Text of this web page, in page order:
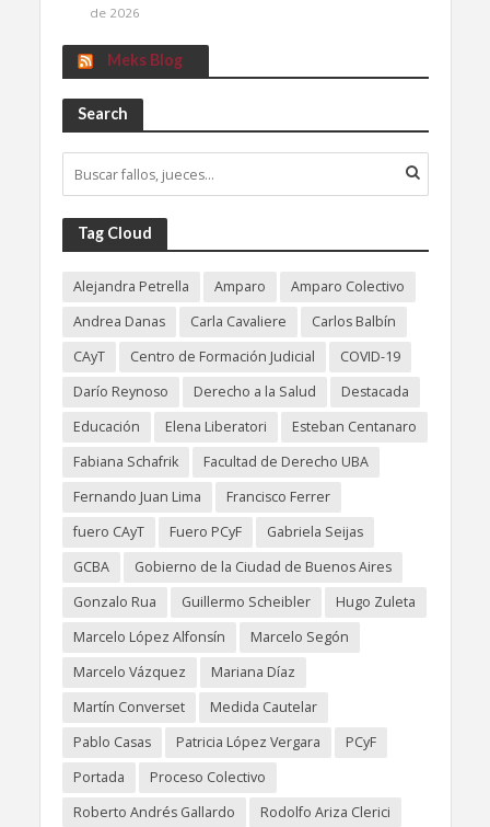
de 2026
Meks Blog
Search
Tag Cloud
Alejandra Petrella Amparo
Amparo Colectivo
Andrea Danas
Carla Cavaliere
Carlos Balbín
CAyT
Centro de Formación Judicial
COVID-19
Darío Reynoso
Derecho a la Salud
Destacada
Educación
Elena Liberatori
Esteban Centanaro
Fabiana Schafrik
Facultad de Derecho UBA
Fernando Juan Lima
Francisco Ferrer
fuero CAyT
Fuero PCyF
Gabriela Seijas
GCBA
Gobierno de la Ciudad de Buenos Aires
Gonzalo Rua
Guillermo Scheibler
Hugo Zuleta
Marcelo López Alfonsín
Marcelo Segón
Marcelo Vázquez
Mariana Díaz
Martín Converset
Medida Cautelar
Pablo Casas
Patricia López Vergara
PCyF
Portada
Proceso Colectivo
Roberto Andrés Gallardo
Rodolfo Ariza Clerici